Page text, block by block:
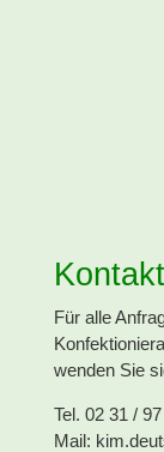
Für alle
wenden Sie
Tel. 02 31 /
Mail: